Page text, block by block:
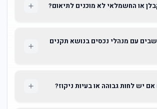
או החשמלאי לא מוכנים לתיאום?
עם מנהלי נכסים בנושא תקנים
יש לחות גבוהה או בעיות ניקוז?